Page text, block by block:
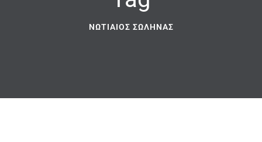
ΝΩΤΙΑΊΟΣ ΣΩΛΉΝΑΣ